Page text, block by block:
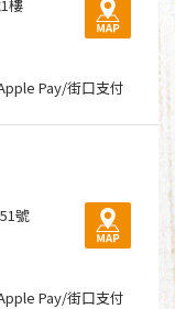
樓
Pay/街口支付
號
Pay/街口支付